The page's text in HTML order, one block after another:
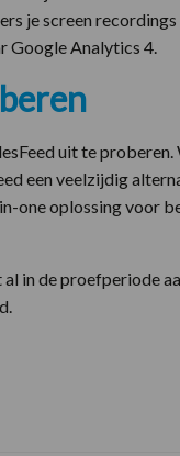
je screen
Google Analytics 4.
uit te proberen.
een veelzijdig
one oplossing voor
in de proefperiode